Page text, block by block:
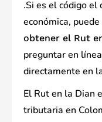
.Si es el código
económica,
obtener el Rut
preguntar en
directamente en
El Rut en la Dian
tributaria en